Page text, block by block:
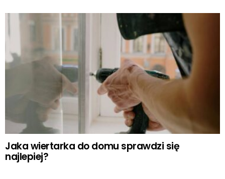
Jaka wiertarka do domu sprawdzi się
najlepiej?